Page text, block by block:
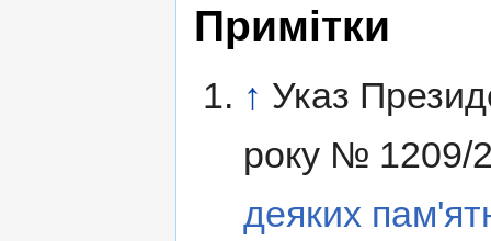
Примітки
↑ Указ
року № 1209/
деяких